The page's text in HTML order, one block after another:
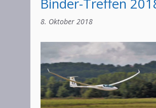
Binder-Treffen
8. Oktober 2018